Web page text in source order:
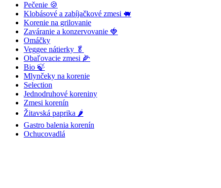
Pečenie 🍪
Klobásové a zabíjačkové zmesi 🐖
Korenie na grilovanie
Zaváranie a konzervovanie 🍓
Omáčky
Veggee nátierky 🥬
Obaľovacie zmesi 🌽
Bio 🍃
Mlynčeky na korenie
Selection
Jednodruhové koreniny
Zmesi korenín
Žitavská paprika 🌶
Gastro balenia korenín
Ochucovadlá